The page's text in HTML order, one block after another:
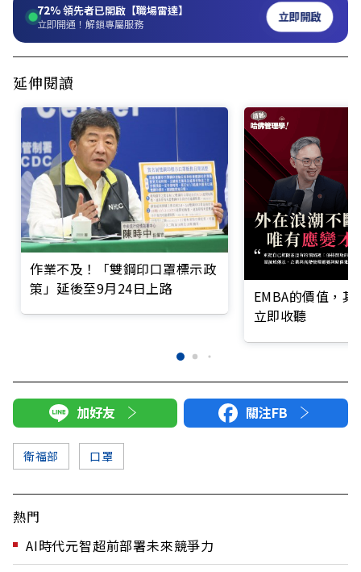
72%領先者已開啟【職場雷達】
立即開通！解鎖專屬服務 立即開啟
延伸閱讀
作業不及！「雙鋼印口罩標示政
策」延後至9月24日上路
EMBA的價值，
立即收聽
加好友 關注FB
衛福部 口罩
熱門
AI時代元智超前部署未來競爭力